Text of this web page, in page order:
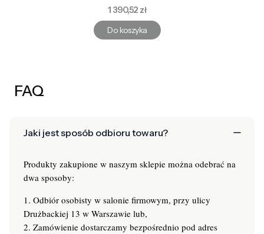
Cena
1 390,52 zł
Do koszyka
FAQ
Jaki jest sposób odbioru towaru?
Produkty zakupione w naszym sklepie można odebrać na
dwa sposoby:
1. Odbiór osobisty w salonie firmowym, przy ulicy
Drużbackiej 13 w Warszawie lub,
2. Zamówienie dostarczamy bezpośrednio pod adres